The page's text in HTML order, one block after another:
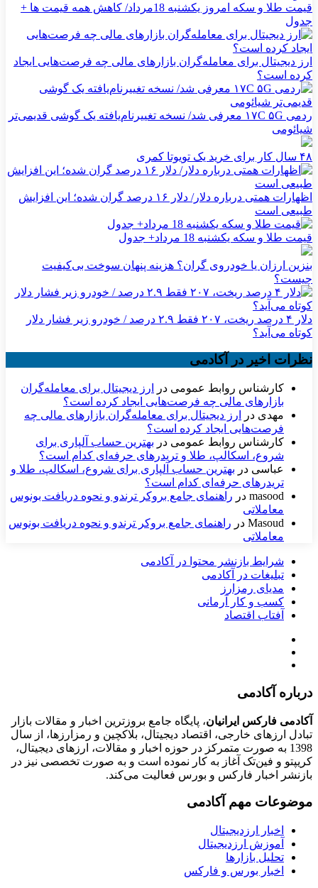
قیمت طلا و سکه امروز یکشنبه 18مرداد/ کاهش همه قیمت ها +
جدول
ارز دیجیتال برای معامله‌گران بازارهای مالی چه فرصت‌هایی ایجاد
کرده است؟
ردمی ۱۷C ۵G معرفی شد/ نسخه تغییرنام‌یافته یک گوشی قدیمی‌تر
شیائومی
۴۸ سال کار برای خرید یک تویوتا کمری
اظهارات همتی درباره دلار/ دلار ۱۶ درصد گران شده؛ این افزایش
طبیعی است
قیمت طلا و سکه یکشنبه 18 مرداد+ جدول
بنزین ارزان یا خودروی گران؟ هزینه پنهان سوخت بی‌کیفیت
چیست؟
دلار ۴ درصد ریخت، ۲۰۷ فقط ۲.۹ درصد / خودرو زیر فشار دلار
کوتاه می‌آید؟
نظرات اخیر در آکادمی
کارشناس روابط عمومی در
ارز دیجیتال برای معامله‌گران
بازارهای مالی چه فرصت‌هایی ایجاد کرده است؟
مهدی در
ارز دیجیتال برای معامله‌گران بازارهای مالی چه
فرصت‌هایی ایجاد کرده است؟
کارشناس روابط عمومی در بهترین حساب آلپاری برای
شروع، اسکالپ، طلا و تریدرهای حرفه‌ای کدام است؟
عباسی در بهترین حساب آلپاری برای شروع، اسکالپ، طلا و
تریدرهای حرفه‌ای کدام است؟
masood در راهنمای جامع بروکر ترندو و نحوه دریافت بونوس
معاملاتی
Masoud در راهنمای جامع بروکر ترندو و نحوه دریافت بونوس
معاملاتی
شرایط بازنشر محتوا در آکادمی
تبلیغات در آکادمی
مدیای رمزارز
کسب و کار آرمانی
آفتاب اقتصاد
درباره آکادمی
آکادمی فارکس ایرانیان، پایگاه جامع بروزترین اخبار و مقالات بازار
تبادل ارزهای خارجی، اقتصاد دیجیتال، بلاکچین و رمزارزها، از سال
1398 به صورت متمرکز در حوزه اخبار و مقالات، ارزهای‌ دیجیتال،
کریپتو و فین‌تک آغاز به کار نموده است و به صورت تخصصی نیز در
بازنشر اخبار فارکس و بورس فعالیت می‌کند.
موضوعات مهم آکادمی
اخبار ارزدیجیتال
آموزش ارزدیجیتال
تحلیل بازارها
اخبار بورس و فارکس